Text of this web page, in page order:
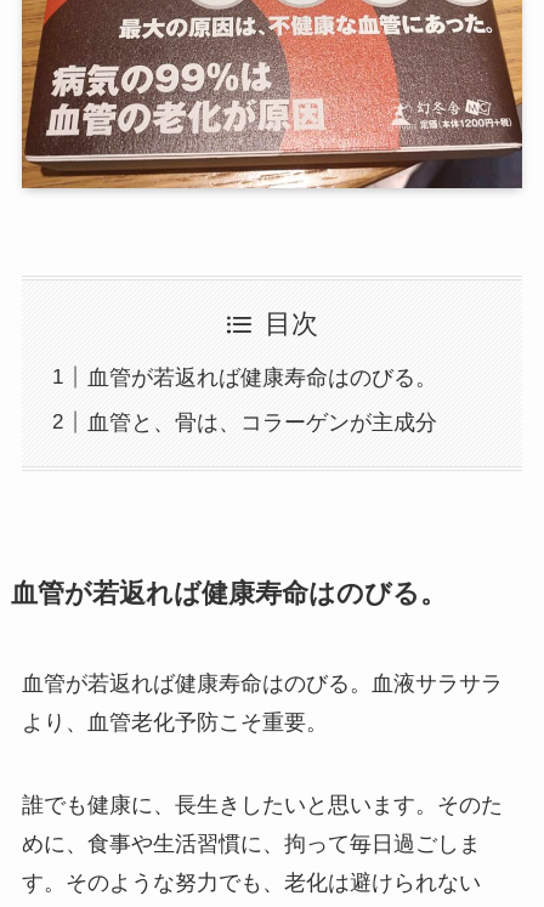
目次
血管が若返れば健康寿命はのびる。
血管と、骨は、コラーゲンが主成分
血管が若返れば健康寿命はのびる。
血管が若返れば健康寿命はのびる。血液サラサラ
より、血管老化予防こそ重要。
誰でも健康に、長生きしたいと思います。そのた
めに、食事や生活習慣に、拘って毎日過ごしま
す。そのような努力でも、老化は避けられない